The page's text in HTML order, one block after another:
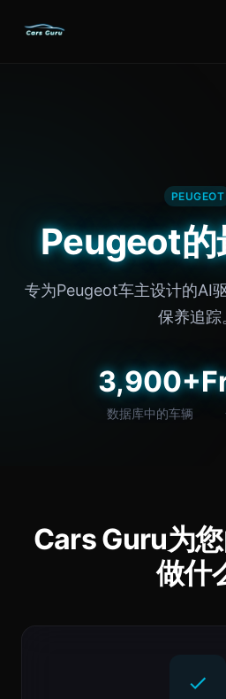
PEUGEOT
Peugeot的
专为Peugeot车主设计的AI
保养追踪
3,900+
数据库中的车辆
Cars Guru为
做什